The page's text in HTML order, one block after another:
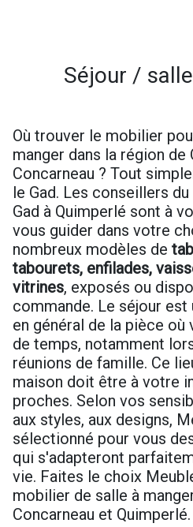
Séjour /
Où trouver le mobilier
manger dans la région de
Concarneau ? Tout
le Gad. Les conseillers
Gad à Quimperlé sont à
vous guider dans votre
nombreux modèles de
tabourets, enfilades,
vitrines, exposés ou
commande. Le séjour est
en général de la pièce où
de temps, notamment
réunions de famille. Ce
maison doit être à votre
proches. Selon vos
aux styles, aux designs,
sélectionné pour vous
qui s'adapteront
vie. Faites le choix
mobilier de salle à
Concarneau et Quimperlé.